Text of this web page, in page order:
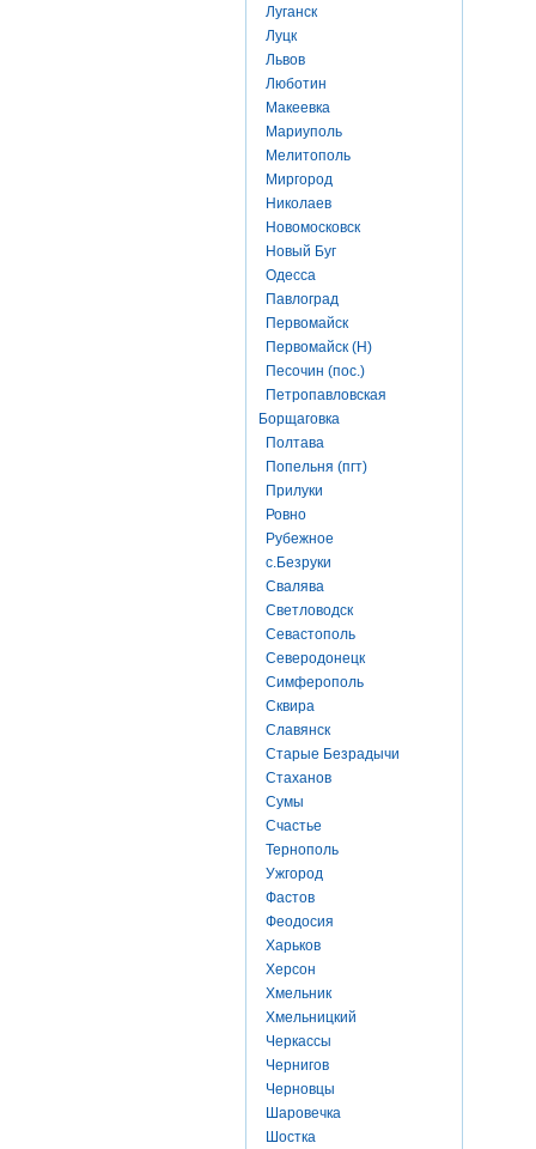
Луганск
Луцк
Львов
Люботин
Макеевка
Мариуполь
Мелитополь
Миргород
Николаев
Новомосковск
Новый Буг
Одесса
Павлоград
Первомайск
Первомайск (Н)
Песочин (пос.)
Петропавловская
Борщаговка
Полтава
Попельня (пгт)
Прилуки
Ровно
Рубежное
с.Безруки
Свалява
Светловодск
Севастополь
Северодонецк
Симферополь
Сквира
Славянск
Старые Безрадычи
Стаханов
Сумы
Счастье
Тернополь
Ужгород
Фастов
Феодосия
Харьков
Херсон
Хмельник
Хмельницкий
Черкассы
Чернигов
Черновцы
Шаровечка
Шостка